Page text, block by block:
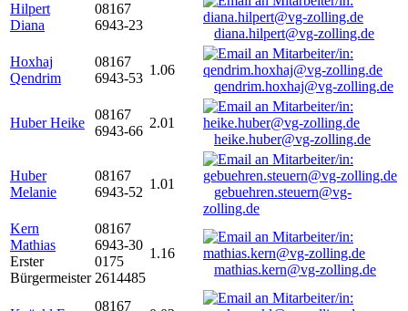
Hilpert
Diana
08167
6943-23
diana.hilpert@vg-zolling.de
Hoxhaj
Qendrim
08167
6943-53
1.06
qendrim.hoxhaj@vg-zolling.de
Huber Heike
08167
6943-66
2.01
heike.huber@vg-zolling.de
Huber
Melanie
08167
6943-52
1.01
gebuehren.steuern@vg-
zolling.de
Kern
Mathias
Erster
Bürgermeister
08167
6943-30
0175
2614485
1.16
mathias.kern@vg-zolling.de
08167